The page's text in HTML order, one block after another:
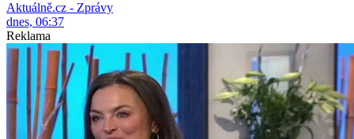
Aktuálně.cz - Zprávy
dnes, 06:37
Reklama